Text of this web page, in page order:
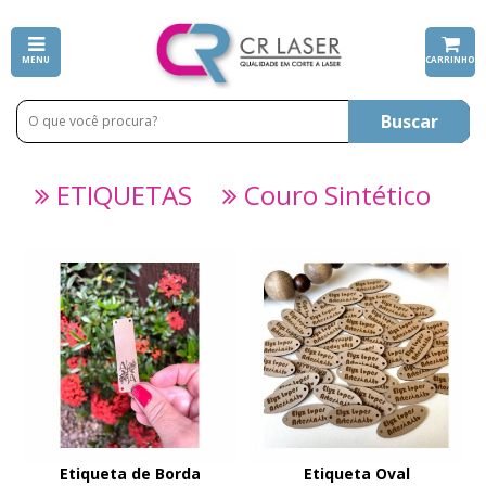
MENU CARRINHO
Buscar
ETIQUETAS Couro Sintético
Etiqueta de Borda
Etiqueta Oval